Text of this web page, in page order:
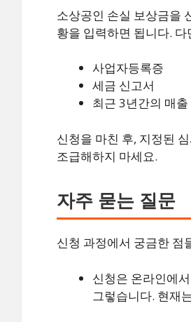
소상공인 손실 보상금을
황을 입력하면 됩니다.
사업자등록증
세금 신고서
최근 3년간의 매출
신청을 마친 후, 지정된
조급해하지 마세요.
자주 묻는 질문
신청 과정에서 궁금한 점
신청은 온라인에
그렇습니다. 현재